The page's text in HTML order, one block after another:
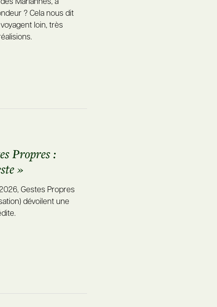
Mariannes, à
? Cela nous dit
loin, très
Propres :
»
Gestes Propres
dévoilent une